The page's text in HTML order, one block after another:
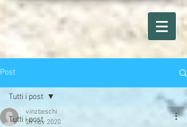
Post
Tutti i post
Tutti i post
vinzbeschi
29 nov 2020